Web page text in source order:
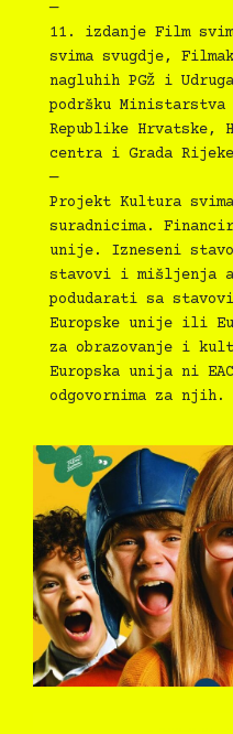
—
11.⁠ ⁠izdanje Film
svima svugdje,
nagluhih PGŽ i
podršku
Republike Hrvatske,
centra i Grada
—
Projekt Kultura
suradnicima.
unije. Izneseni
stavovi i mišljenja
podudarati sa
Europske unije ili
za obrazovanje i
Europska unija ni
odgovornima za njih.